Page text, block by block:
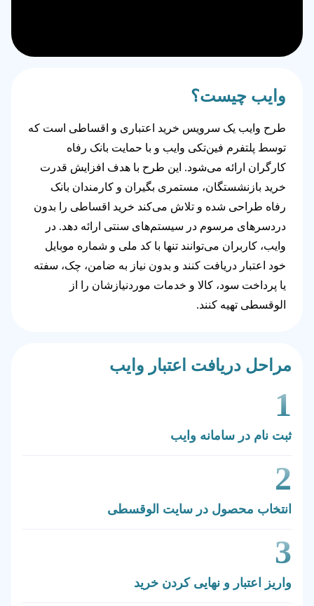
وایب چیست؟
طرح وایب یک سرویس خرید اعتباری و اقساطی است که
توسط پلتفرم فین‌تکی وایب و با حمایت بانک رفاه
کارگران ارائه می‌شود. این طرح با هدف افزایش قدرت
خرید بازنشستگان، مستمری بگیران و کارمندان بانک
رفاه طراحی شده و تلاش می‌کند خرید اقساطی را بدون
دردسرهای مرسوم در سیستم‌های سنتی ارائه دهد. در
وایب، کاربران می‌توانند تنها با کد ملی و شماره موبایل
خود اعتبار دریافت کنند و بدون نیاز به ضامن، چک، سفته
یا پرداخت سود، کالا و خدمات موردنیازشان را از
الوقسطی تهیه کنند.
مراحل دریافت اعتبار وایب
1
ثبت نام در سامانه وایب
2
انتخاب محصول در سایت الوقسطی
3
واریز اعتبار و نهایی کردن خرید